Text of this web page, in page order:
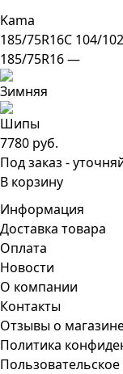
Kama
185/75R16C 104/
185/75R16 —
7780 руб.
Под заказ -
В корзину
Информация
Доставка товара
Оплата
Новости
О компании
Контакты
Отзывы о
Политика